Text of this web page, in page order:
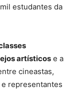
estudantes da
artísticos e a
cineastas,
representantes